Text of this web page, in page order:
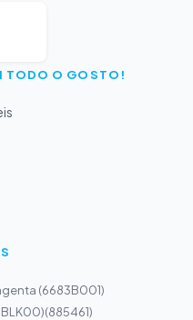
TODO O GOSTO!
(6683B001)